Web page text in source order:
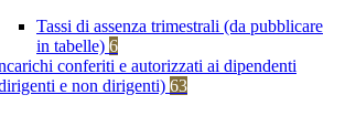
Tassi di assenza trimestrali (da pubblicare
in tabelle) 6
conferiti e autorizzati ai dipendenti
e non dirigenti) 63